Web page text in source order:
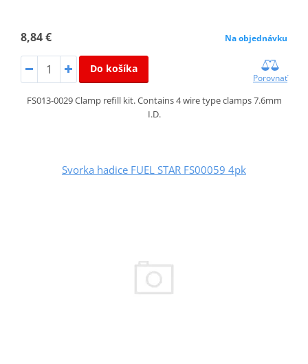
8,84 € Na objednávku
Do košíka
Porovnať
FS013-0029 Clamp refill kit. Contains 4 wire type clamps 7.6mm
I.D.
Svorka hadice FUEL STAR FS00059 4pk